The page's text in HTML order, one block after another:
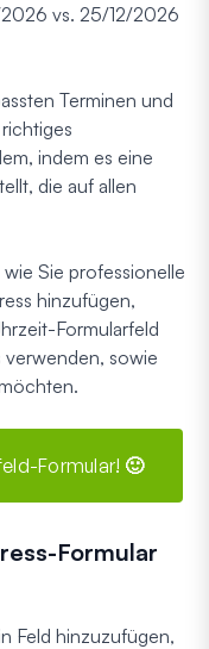
vs. 25/12/2026
Terminen und
indem es eine
die auf allen
Sie professionelle
hinzufügen,
Formularfeld
sowie
Formular! 🙂
Formular
Feld hinzuzufügen,